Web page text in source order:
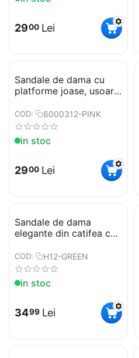
2900 Lei
​Sandale de dama cu
platforme joase, usoare
PINK
COD: 6000312-PINK
in stoc
2900 Lei
Sandale de dama
elegante din catifea cu
H12-GREEN
COD: H12-GREEN
in stoc
3499 Lei